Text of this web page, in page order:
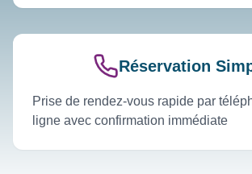
Réservation
Prise de rendez-vous rapide par
ligne avec confirmation immédiate